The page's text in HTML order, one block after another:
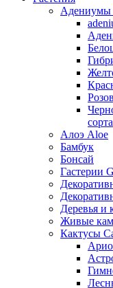
Адениумы
сорта
Алоэ Aloe
Бамбук
Бонсай
Гастерии
Деревья и
Живые
Кактусы